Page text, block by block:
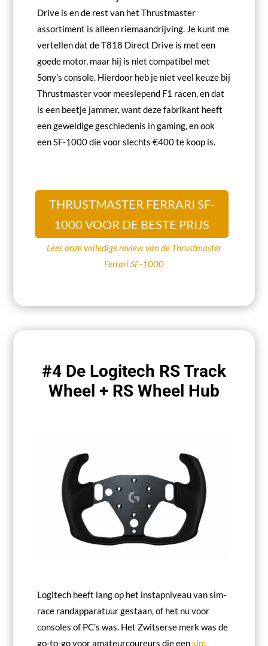
Drive is en de rest van het Thrustmaster
assortiment is alleen riemaandrijving. Je kunt me
vertellen dat de T818 Direct Drive is met een
goede motor, maar hij is niet compatibel met
Sony’s console. Hierdoor heb je niet veel keuze bij
Thrustmaster voor meeslepend F1 racen, en dat
is een beetje jammer, want deze fabrikant heeft
een geweldige geschiedenis in gaming, en ook
een SF-1000 die voor slechts €400 te koop is.
THRUSTMASTER FERRARI SF-
1000 VOOR DE BESTE PRIJS
Lees onze volledige review van de Thrustmaster
Ferrari SF-1000
#4 De Logitech RS Track
Wheel + RS Wheel Hub
Logitech heeft lang op het instapniveau van sim-
race randapparatuur gestaan, of het nu voor
consoles of PC’s was. Het Zwitserse merk was de
go-to-go voor amateurcoureurs die eensim-